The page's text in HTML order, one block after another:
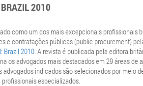
BRAZIL 2010
como um dos mais excepcionais profissionais
e contratações públicas (public procurement)
Brazil 2010. A revista é publicada pela editora
os advogados mais destacados em 29 áreas de
indicados são selecionados por meio
especializados.